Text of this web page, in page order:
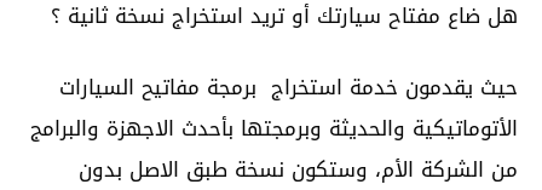
هل ضاع مفتاح سيارتك أو تريد استخراج نسخة ثانية ؟
حيث يقدمون خدمة استخراج برمجة مفاتيح السيارات
الأتوماتيكية والحديثة وبرمجتها بأحدث الاجهزة والبرامج
من الشركة الأم، وستكون نسخة طبق الاصل بدون